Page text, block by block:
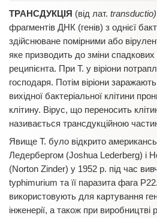
ТРАНСДУКЦІЯ (від лат. transductio)
фрагментів ДНК (генів) з однієї
здійснюване помірними або
яке призводить до зміни
реципієнта. При Т. у віріони
господаря. Потім віріони
вихідної бактеріальної клітини
клітину. Вірус, що переносить
називається трансдукційною
Явище Т. було відкрито
Ледербергом (Joshua Lederberg) і
(Norton Zinder) у 1952 р. під час
typhimurium та її паразита фага
використовують для картування
інженерії, а також при виробництві